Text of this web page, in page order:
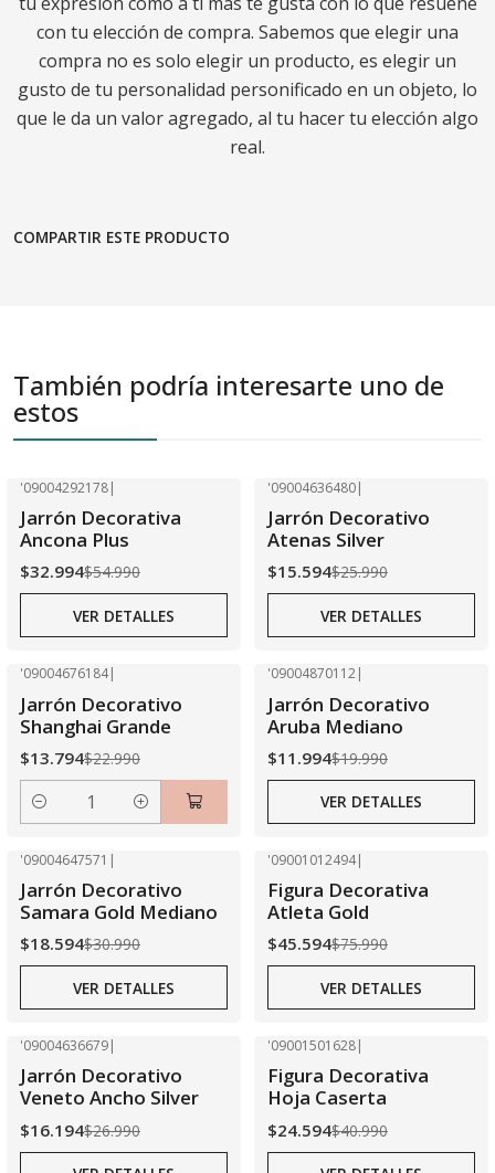
con tu elección de compra. Sabemos que elegir una
compra no es solo elegir un producto, es elegir un
gusto de tu personalidad personificado en un objeto, lo
que le da un valor agregado, al tu hacer tu elección algo
real.
COMPARTIR ESTE PRODUCTO
También podría interesarte uno de
estos
'09004292178|
Jarrón Decorativa
Ancona Plus
$32.994$54.990
VER DETALLES
Agotado
'09004636480|
Jarrón Decorativo
Atenas Silver
$15.594$25.990
VER DETALLES
'09004676184|
Jarrón Decorativo
Shanghai Grande
$13.794$22.990
Cantidad
Agotado
'09004870112|
Jarrón Decorativo
Aruba Mediano
$11.994$19.990
VER DETALLES
'09004647571 |
Jarrón Decorativo
Samara Gold Mediano
$18.594$30.990
VER DETALLES
Agotado
'09001012494|
Figura Decorativa
Atleta Gold
$45.594$75.990
VER DETALLES
Agotado
'09004636679|
Jarrón Decorativo
Veneto Ancho Silver
$16.194$26.990
Agotado
'09001501628|
Figura Decorativa
Hoja Caserta
$24.594$40.990